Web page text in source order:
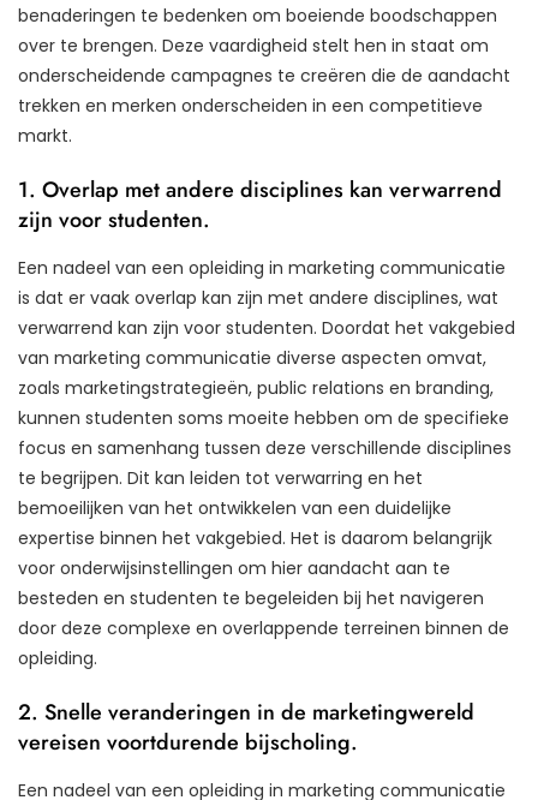
benaderingen te bedenken om boeiende boodschappen
over te brengen. Deze vaardigheid stelt hen in staat om
onderscheidende campagnes te creëren die de aandacht
trekken en merken onderscheiden in een competitieve
markt.
1. Overlap met andere disciplines kan verwarrend
zijn voor studenten.
Een nadeel van een opleiding in marketing communicatie
is dat er vaak overlap kan zijn met andere disciplines, wat
verwarrend kan zijn voor studenten. Doordat het vakgebied
van marketing communicatie diverse aspecten omvat,
zoals marketingstrategieën, public relations en branding,
kunnen studenten soms moeite hebben om de specifieke
focus en samenhang tussen deze verschillende disciplines
te begrijpen. Dit kan leiden tot verwarring en het
bemoeilijken van het ontwikkelen van een duidelijke
expertise binnen het vakgebied. Het is daarom belangrijk
voor onderwijsinstellingen om hier aandacht aan te
besteden en studenten te begeleiden bij het navigeren
door deze complexe en overlappende terreinen binnen de
opleiding.
2. Snelle veranderingen in de marketingwereld
vereisen voortdurende bijscholing.
Een nadeel van een opleiding in marketing communicatie